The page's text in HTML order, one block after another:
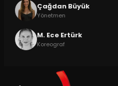
Çağdan Büyük
Yönetmen
M. Ece Ertürk
Koreograf